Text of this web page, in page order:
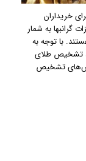
خریداران
گرانبها به شمار
با توجه به
تشخیص طلای
تشخیص